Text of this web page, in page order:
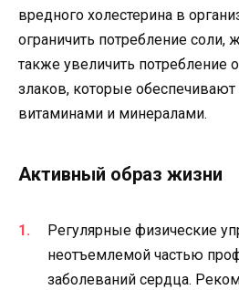
вредного холестерина в
ограничить потребление соли,
также увеличить потребление
злаков, которые
витаминами и минералами.
Активный образ жизни
Регулярные физические
неотъемлемой частью
заболеваний сердца.